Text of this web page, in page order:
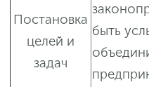
Постановка
целей и
задач
быть